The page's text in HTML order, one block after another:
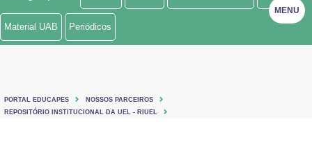
Ministério de Minas e Energia
Ministério do Turismo
MENU
Material UAB Periódicos
PORTAL EDUCAPES
NOSSOS PARCEIROS
REPOSITÓRIO INSTITUCIONAL DA UEL - RIUEL